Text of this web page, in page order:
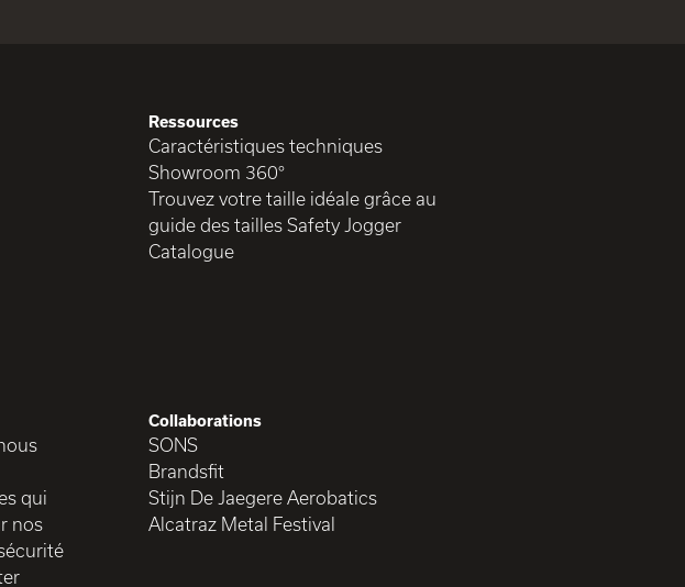
Ressources
Caractéristiques techniques
Showroom 360°
Trouvez votre taille idéale grâce au
guide des tailles Safety Jogger
Catalogue
qui
nos
Collaborations
SONS
Brandsfit
Stijn De Jaegere Aerobatics
Alcatraz Metal Festival